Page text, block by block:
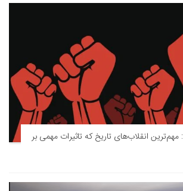
انقلاب‌های تاریخ که تاثیرات مهمی بر